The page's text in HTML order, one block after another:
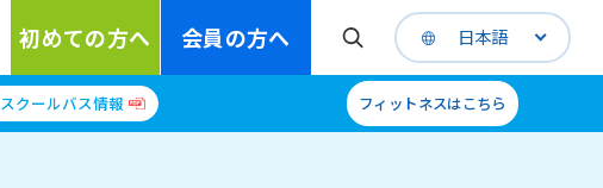
初めての方へ 会員の方へ 日本語
スクールバス情報 フィットネスはこちら